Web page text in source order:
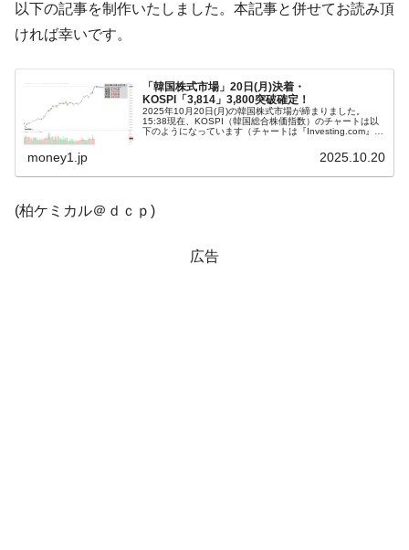
ほぼ終わった」
『Money1』
韓国『国民年金公団』株価暴落で200兆蒸
『Money1』
韓国政府「ニセＫ-ブランドを通報しようキ
ャンペーン」⇒ あの名物教授も登場！
『Money1』
韓国「橋が落ちました」⇒ 耐久性「なさす
ぎ」では。
営業利益80.2％も減少
にぶん殴る法案」提出！⇒ クーパン問題は合衆国企業に対
以下の記事を制作いたしました。本記事と併せてお読み頂
ければ幸いです。
「韓国株式市場」20日(月)決着・
KOSPI「3,814」3,800突破確定！
2025年10月20日(月)の韓国株式市場が締まりました。
15:38現在、KOSPI（韓国総合株価指数）のチャートは以
下のようになっています（チャートは『Investing.com』よ
money1.jp 2025.10.20
(柏ケミカル＠ｄｃｐ)
広告